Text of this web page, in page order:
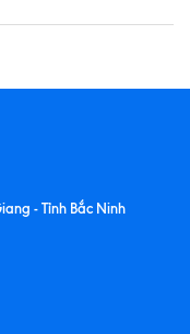
- Tỉnh Bắc Ninh